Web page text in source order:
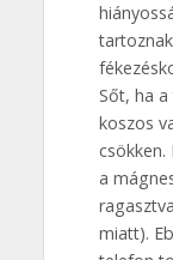
Sőt, ha
koszos
csökken.
a
miatt).